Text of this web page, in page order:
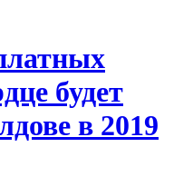
будет
в 2019